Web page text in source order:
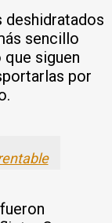
deshidratados
sencillo
siguen
por